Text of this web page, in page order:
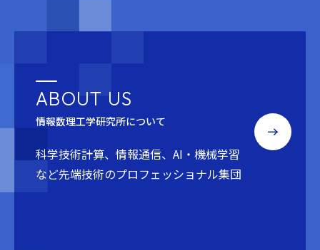
ABOUT US
情報数理工学研究所について
科学技術計算、情報通信、AI・機械学習
など先端技術のプロフェッショナル集団